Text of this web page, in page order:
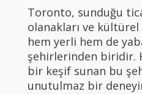
Toronto, sunduğu
olanakları ve
hem yerli hem de
şehirlerinden biridir.
bir keşif sunan bu
unutulmaz bir